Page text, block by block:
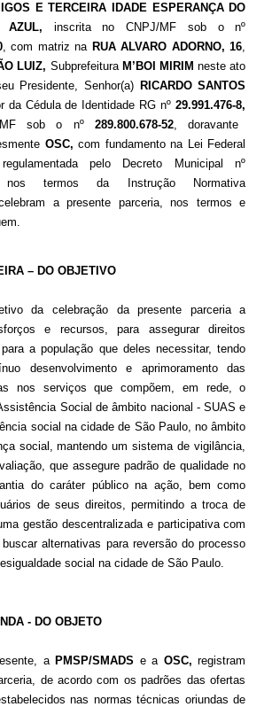
E TERCEIRA IDADE ESPERANÇA DO
AZUL, inscrita no CNPJ/MF sob o nº
, com matriz na RUA ALVARO ADORNO, 16,
LUIZ, Subprefeitura M’BOI MIRIM neste ato
Presidente, Senhor(a) RICARDO SANTOS
da Cédula de Identidade RG nº29.991.476-8,
MF sob o nº 289.800.678-52, doravante
OSC,com fundamento na Lei Federal
pelo Decreto Municipal nº
nos termos da Instrução Normativa
a presente parceria, nos termos e
– DO OBJETIVO
da celebração da presente parceria a
e recursos, para assegurar direitos
a população que deles necessitar, tendo
desenvolvimento e aprimoramento das
nos serviços que compõem, em rede, o
Social de âmbito nacional - SUAS e
social na cidade de São Paulo, no âmbito
social, mantendo um sistema de vigilância,
que assegure padrão de qualidade no
do caráter público na ação, bem como
de seus direitos, permitindo a troca de
gestão descentralizada e participativa com
alternativas para reversão do processo
social na cidade de São Paulo.
- DO OBJETO
a PMSP/SMADS e a OSC,registram
de acordo com os padrões das ofertas
nas normas técnicas oriundas de